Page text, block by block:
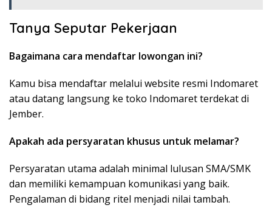
Tanya Seputar Pekerjaan
Bagaimana cara mendaftar lowongan ini?
Kamu bisa mendaftar melalui website resmi Indomaret
atau datang langsung ke toko Indomaret terdekat di
Jember.
Apakah ada persyaratan khusus untuk melamar?
Persyaratan utama adalah minimal lulusan SMA/SMK
dan memiliki kemampuan komunikasi yang baik.
Pengalaman di bidang ritel menjadi nilai tambah.